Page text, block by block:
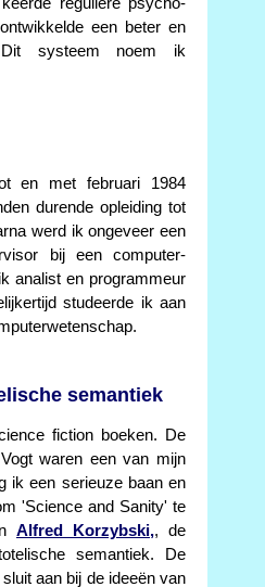
een beter en
Dit systeem noem ik
en met februari 1984
durende opleiding tot
werd ik ongeveer een
bij een computer-
analist en programmeur
studeerde ik aan
semantiek
fiction boeken. De
waren een van mijn
ik een serieuze baan en
'Science and Sanity' te
Alfred Korzybski,, de
semantiek. De
aan bij de ideeën van